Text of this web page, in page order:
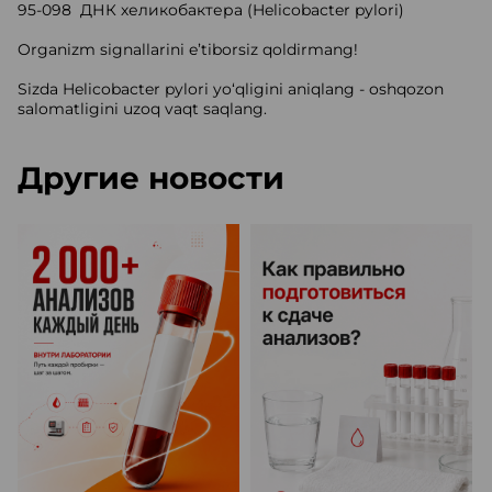
95-098 ДНК хеликобактера (Helicobacter pylori)
Organizm signallarini e’tiborsiz qoldirmang!
Sizda Helicobacter pylori yo‘qligini aniqlang - oshqozon
salomatligini uzoq vaqt saqlang.
Другие новости